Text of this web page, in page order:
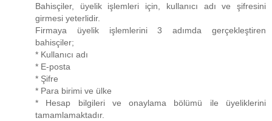
Bahisçiler, üyelik işlemleri için, kullanıcı adı ve şifresini
girmesi yeterlidir.
Firmaya üyelik işlemlerini 3 adımda gerçekleştiren
bahisçiler;
* Kullanıcı adı
* E-posta
* Şifre
* Para birimi ve ülke
* Hesap bilgileri ve onaylama bölümü ile üyeliklerini
tamamlamaktadır.